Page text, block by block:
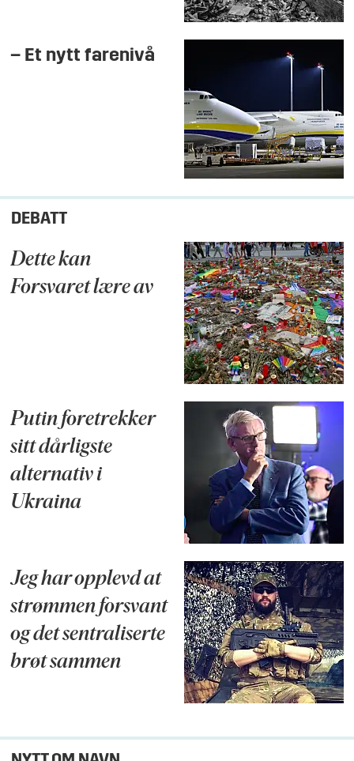
– Et nytt farenivå
DEBATT
Dette kan
Forsvaret lære av
Putin foretrekker
sitt dårligste
alternativ i
Ukraina
Jeg har opplevd at
strømmen forsvant
og det sentraliserte
brøt sammen